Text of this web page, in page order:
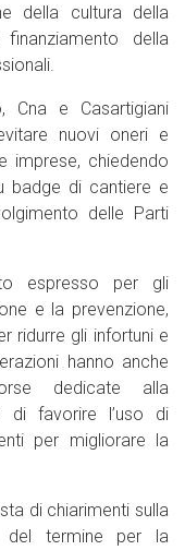
della cultura della
della
Cna e Casartigiani
nuovi oneri e
imprese, chiedendo
badge di cantiere e
delle Parti
espresso per gli
e la prevenzione,
ridurre gli infortuni e
hanno anche
dedicate alla
favorire l’uso di
per migliorare la
di chiarimenti sulla
del termine per la